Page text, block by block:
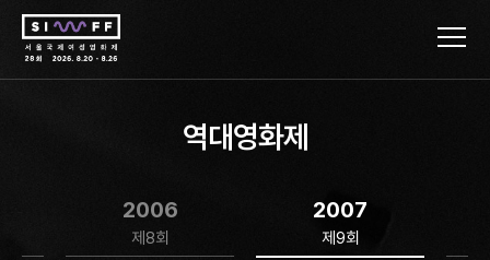
역대영화제
2006
제8회
2007
제9회